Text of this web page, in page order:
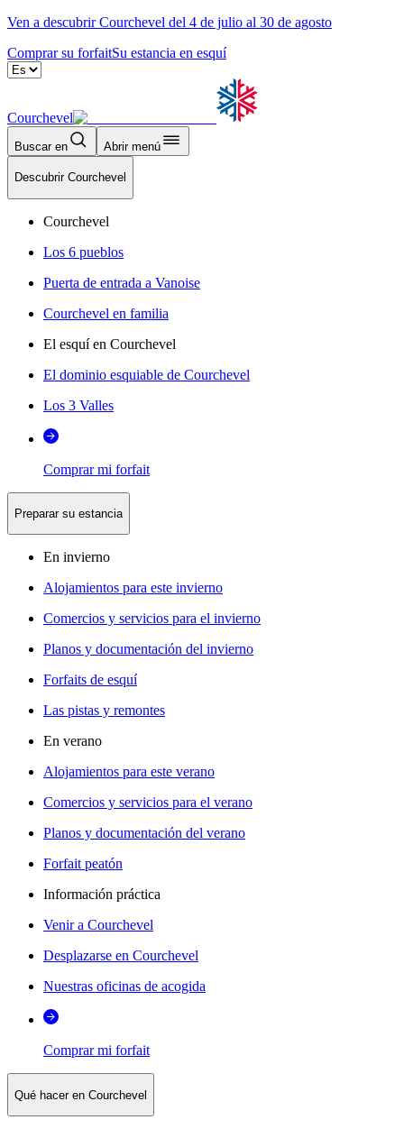
Ven a descubrir Courchevel del 4 de julio al 30 de agosto
Comprar su forfaitSu estancia en esquí
Courchevel
Buscar en Abrir menú
Descubrir Courchevel
Courchevel
Los 6 pueblos
Puerta de entrada a Vanoise
Courchevel en familia
El esquí en Courchevel
El dominio esquiable de Courchevel
Los 3 Valles
Comprar mi forfait
Preparar su estancia
En invierno
Alojamientos para este invierno
Comercios y servicios para el invierno
Planos y documentación del invierno
Forfaits de esquí
Las pistas y remontes
En verano
Alojamientos para este verano
Comercios y servicios para el verano
Planos y documentación del verano
Forfait peatón
Información práctica
Venir a Courchevel
Desplazarse en Courchevel
Nuestras oficinas de acogida
Comprar mi forfait
Qué hacer en Courchevel